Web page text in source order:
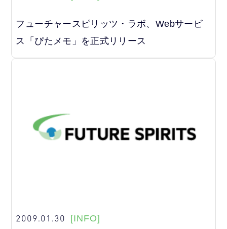
フューチャースピリッツ・ラボ、Webサービ
ス「ぴたメモ」を正式リリース
2009.01.30 [INFO]